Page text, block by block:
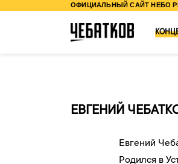
ОФИЦИАЛЬНЫЙ САЙТ НЕБО
ЕВГЕНИЙ
Евгений
Родился в